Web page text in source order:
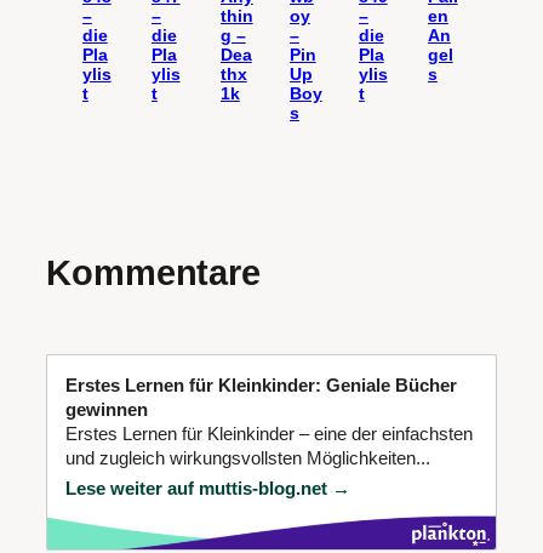
–
die
Pla
ylis
t
–
die
Pla
ylis
t
thin
g –
Dea
thx
1k
oy
–
Pin
Up
Boy
s
–
die
Pla
ylis
t
en
An
gel
s
Kommentare
Erstes Lernen für Kleinkinder: Geniale Bücher
gewinnen
Erstes Lernen für Kleinkinder – eine der einfachsten
und zugleich wirkungsvollsten Möglichkeiten...
Lese weiter auf muttis-blog.net →